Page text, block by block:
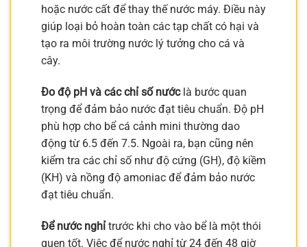
hoặc nước cất để thay thế nước máy. Điều này
giúp loại bỏ hoàn toàn các tạp chất có hại và
tạo ra môi trường nước lý tưởng cho cá và
cây.
Đo độ pH và các chỉ số nướclà bước quan
trọng để đảm bảo nước đạt tiêu chuẩn. Độ pH
phù hợp cho bể cá cảnh mini thường dao
động từ 6.5 đến 7.5. Ngoài ra, bạn cũng nên
kiểm tra các chỉ số như độ cứng (GH), độ kiềm
(KH) và nồng độ amoniac để đảm bảo nước
đạt tiêu chuẩn.
Để nước nghỉtrước khi cho vào bể là một thói
quen tốt. Việc để nước nghỉ từ 24 đến 48 giờ